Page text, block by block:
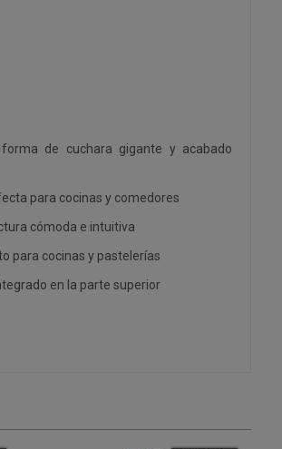
de cuchara gigante y acabado
para cocinas y comedores
cómoda e intuitiva
para cocinas y pastelerías
en la parte superior